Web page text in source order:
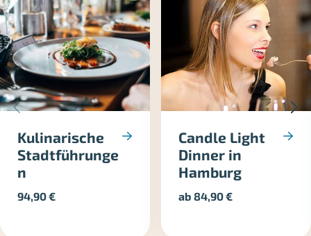
Kulinarische
Stadtführunge
n
94,90€
Candle Light
Dinner in
Hamburg
ab84,90€